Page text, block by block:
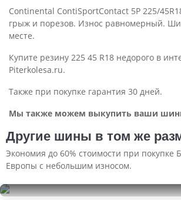
Continental ContiSportContact 5P 225/
грыж и порезов. Износ равномерный.
месте.
Купите резину 225 45 R18 недорого в
Piterkolesa.ru.
Также при покупке гарантия 30 дней.
Мы также можем выкупить ваши
Другие шины в том же
Экономия до 60% стоимости при покупке
Европы с небольшим износом.